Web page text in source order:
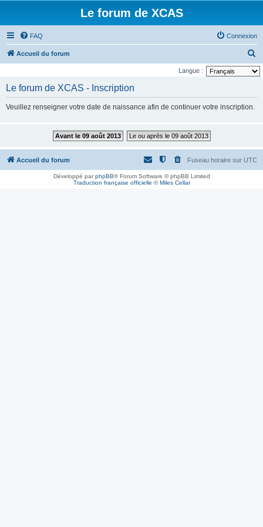
Le forum de XCAS
FAQ Connexion
Accueil du forum
e
h
Langue :
Le forum de XCAS - Inscription
Veuillez renseigner votre date de naissance afin de continuer votre inscription.
Avant le 09 août 2013 Le ou après le 09 août 2013
Accueil du forum Fuseau horaire sur UTC
Développé parphpBB® Forum Software © phpBB Limited
Traduction française officielle ©Miles Cellar